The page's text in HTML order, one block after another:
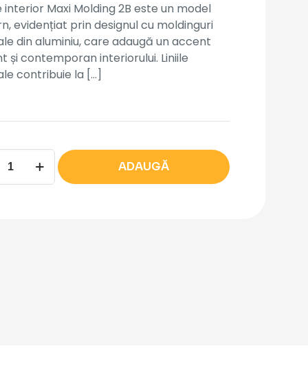
interior Maxi Molding 2B este un model
evidențiat prin designul cu moldinguri
din aluminiu, care adaugă un accent
și contemporan interiorului. Liniile
contribuie la […]
ADAUGĂ